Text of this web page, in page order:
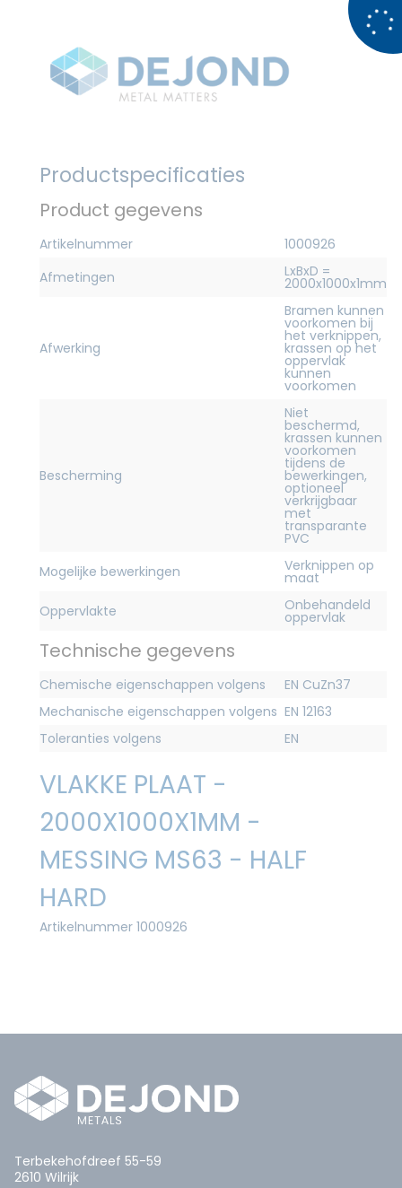
Productspecificaties
Product gegevens
Artikelnummer
1000926
Afmetingen
LxBxD =
2000x1000x1mm
Afwerking
Bramen kunnen
voorkomen bij
het verknippen,
krassen op het
oppervlak
kunnen
voorkomen
Bescherming
Niet
beschermd,
krassen kunnen
voorkomen
tijdens de
bewerkingen,
optioneel
verkrijgbaar
met
transparante
PVC
Mogelijke bewerkingen
Verknippen op
maat
Oppervlakte
Onbehandeld
oppervlak
Technische gegevens
Chemische eigenschappen volgens
EN CuZn37
Mechanische eigenschappen volgens EN 12163
Toleranties volgens
EN
VLAKKE PLAAT -
2000X1000X1MM -
MESSING MS63 - HALF
HARD
Artikelnummer 1000926
Terbekehofdreef 55-59
2610 Wilrijk